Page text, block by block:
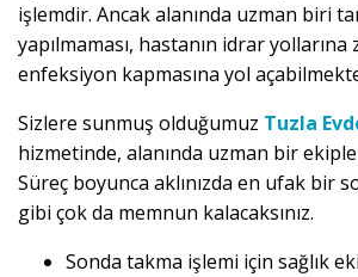
işlemdir. Ancak alanında uzman biri
yapılmaması, hastanın idrar
enfeksiyon kapmasına yol
Sizlere sunmuş olduğumuz Tuzla
hizmetinde, alanında uzman bir ekiple
Süreç boyunca aklınızda en ufak bir
gibi çok da memnun kalacaksınız.
Sonda takma işlemi için sağlık